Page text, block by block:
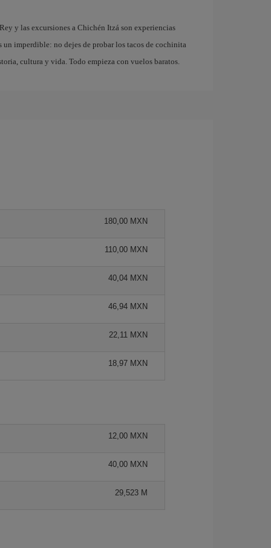
y las excursiones a Chichén Itzá son experiencias
imperdible: no dejes de probar los tacos de cochinita
cultura y vida. Todo empieza con vuelos baratos.
180,00 MXN
110,00 MXN
40,04 MXN
46,94 MXN
22,11 MXN
18,97 MXN
12,00 MXN
40,00 MXN
29,523 M